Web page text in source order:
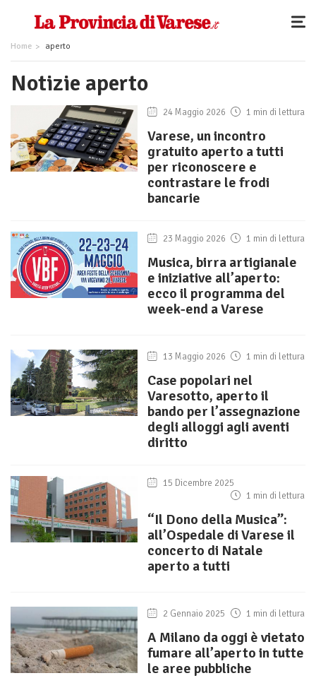
Home aperto
Notizie aperto
24 Maggio 2026 1 min di lettura
Varese, un incontro
gratuito aperto a tutti
per riconoscere e
contrastare le frodi
bancarie
23 Maggio 2026 1 min di lettura
Musica, birra artigianale
e iniziative all’aperto:
ecco il programma del
week-end a Varese
13 Maggio 2026 1 min di lettura
Case popolari nel
Varesotto, aperto il
bando per l’assegnazione
degli alloggi agli aventi
diritto
15 Dicembre 2025
1 min di lettura
“Il Dono della Musica”:
all’Ospedale di Varese il
concerto di Natale
aperto a tutti
2 Gennaio 2025 1 min di lettura
A Milano da oggi è vietato
fumare all’aperto in tutte
le aree pubbliche